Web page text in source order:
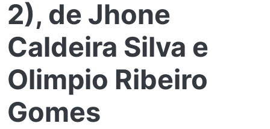
2), de Jhone
Caldeira Silva e
Olimpio Ribeiro
Gomes